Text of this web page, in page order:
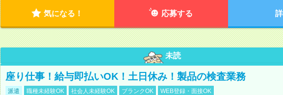
気になる！ 応募する
未読
座り仕事！給与即払いOK！土日休み！製品の検査業務
派遣 職種未経験OK 社会人未経験OK ブランクOK WEB登録・面接OK